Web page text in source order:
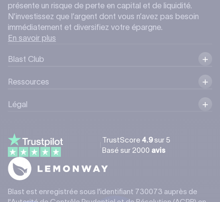
présente un risque de perte en capital et de liquidité.
N’investissez que l’argent dont vous n’avez pas besoin
immédiatement et diversifiez votre épargne.
En savoir plus
Blast Club
Ressources
Légal
TrustScore4.9sur 5
Basé sur 2000 avis
Blast est enregistrée sous l'identifiant 730073 auprès de